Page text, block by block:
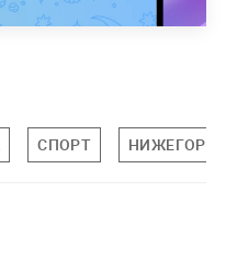
СПОРТ